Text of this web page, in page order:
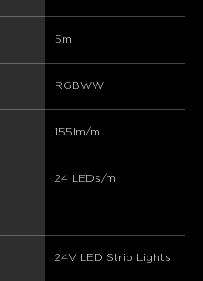
5m
RGBWW
155lm/m
24 LEDs/m
24V LED Strip Lights​